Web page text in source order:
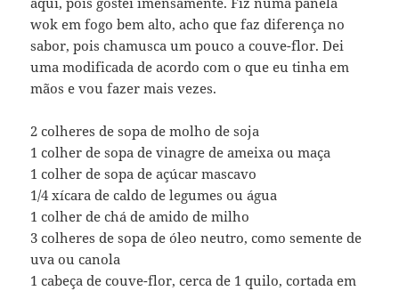
wok em fogo bem alto, acho que faz diferença no
sabor, pois chamusca um pouco a couve-flor. Dei
uma modificada de acordo com o que eu tinha em
mãos e vou fazer mais vezes.
2 colheres de sopa de molho de soja
1 colher de sopa de vinagre de ameixa ou maça
1 colher de sopa de açúcar mascavo
1/4 xícara de caldo de legumes ou água
1 colher de chá de amido de milho
3 colheres de sopa de óleo neutro, como semente de
uva ou canola
1 cabeça de couve-flor, cerca de 1 quilo, cortada em